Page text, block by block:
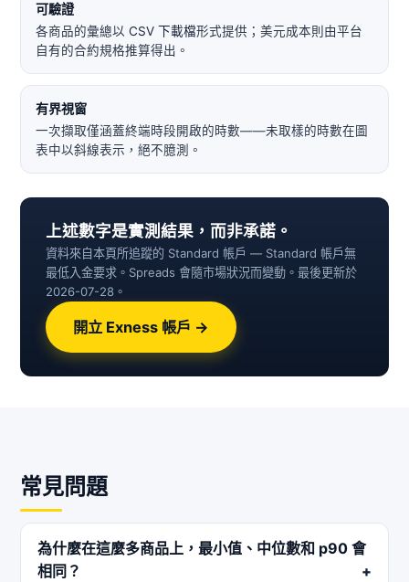
可驗證
各商品的彙總以 CSV 下載檔形式提供；美元成本則由平台
自有的合約規格推算得出。
有界視窗
一次擷取僅涵蓋終端時段開啟的時數——未取樣的時數在圖
表中以斜線表示，絕不臆測。
上述數字是實測結果，而非承諾。
資料來自本頁所追蹤的 Standard 帳戶 — Standard 帳戶無
最低入金要求。Spreads 會隨市場狀況而變動。最後更新於
2026-07-28。
開立 Exness 帳戶 →
常見問題
為什麼在這麼多商品上，最小值、中位數和 p90 會
相同？